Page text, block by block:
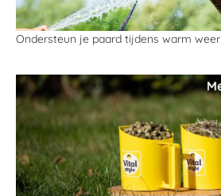
Ondersteun je paard tijdens warm weer